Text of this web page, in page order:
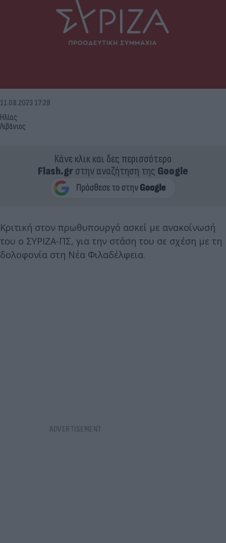
Ηλίας
Λιβάνιος
11.08.2023 17:28
Κάνε κλικ και δες περισσότερο
Flash.grστην αναζήτηση της Google
Κριτική στον πρωθυπουργό ασκεί με ανακοίνωσή
του ο ΣΥΡΙΖΑ-ΠΣ, για την στάση του σε σχέση με τη
δολοφονία στη Νέα Φιλαδέλφεια.